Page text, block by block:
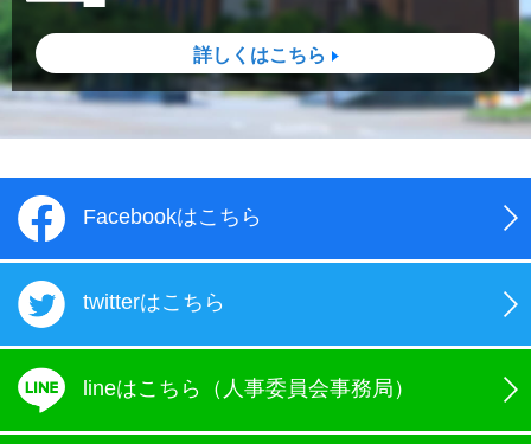
詳しくはこちら
Facebookはこちら
twitterはこちら
lineはこちら（人事委員会事務局）